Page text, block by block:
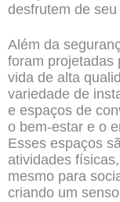
desfrutem de
Além da
foram projetadas
vida de alta
variedade de
e espaços de
o bem-estar e o
Esses espaços
atividades
mesmo para
criando um